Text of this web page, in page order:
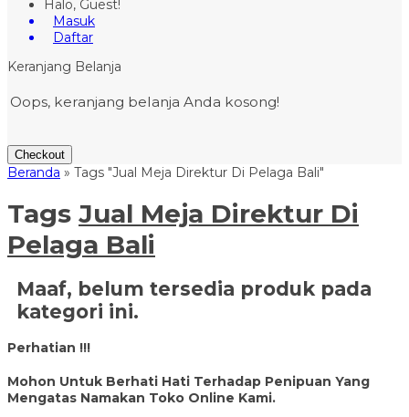
Halo, Guest!
Masuk
Daftar
Keranjang Belanja
Oops, keranjang belanja Anda kosong!
Checkout
Beranda » Tags "Jual Meja Direktur Di Pelaga Bali"
Tags Jual Meja Direktur Di
Pelaga Bali
Maaf, belum tersedia produk pada
kategori ini.
Perhatian !!!
Mohon Untuk Berhati Hati Terhadap Penipuan Yang
Mengatas Namakan Toko Online Kami.